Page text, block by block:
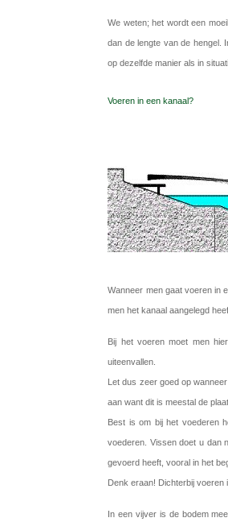
We weten; het wordt een
dan de lengte van de hengel.
op dezelfde manier als in
Voeren in een kanaal?
Wanneer men gaat voeren in
men het kanaal aangelegd
Bij het voeren moet men
uiteenvallen.
Let dus zeer goed op
aan want dit is meestal de
Best is om bij het voederen
voederen. Vissen doet u dan
gevoerd heeft, vooral in het
Denk eraan! Dichterbij voeren
In een vijver is de bodem